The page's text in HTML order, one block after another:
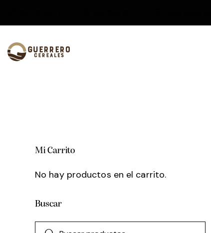
Mi Carrito
No hay productos en el carrito.
Buscar